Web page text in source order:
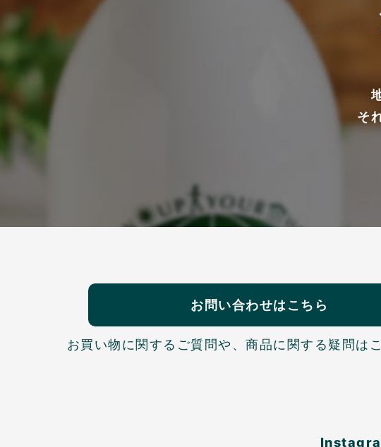
そ
お問い合わせはこちら
お買い物に関するご質問や、商品に関する疑問は